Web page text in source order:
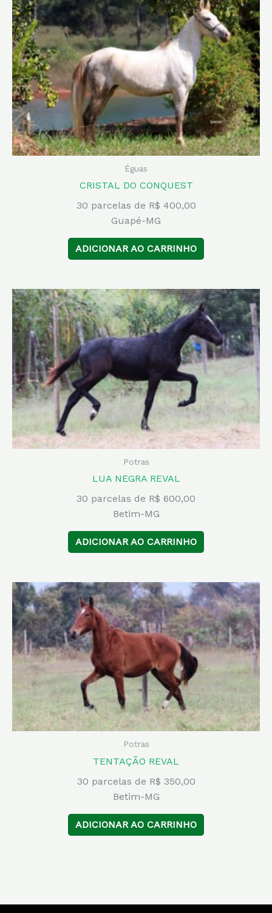
Éguas
CRISTAL DO CONQUEST
30 parcelas de R$ 400,00
Guapé-MG
ADICIONAR AO CARRINHO
Potras
LUA NEGRA REVAL
30 parcelas de R$ 600,00
Betim-MG
ADICIONAR AO CARRINHO
Potras
TENTAÇÃO REVAL
30 parcelas de R$ 350,00
Betim-MG
ADICIONAR AO CARRINHO